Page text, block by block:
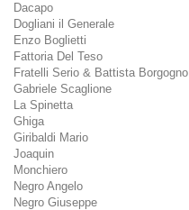
Dacapo
Dogliani il Generale
Enzo Boglietti
Fattoria Del Teso
Fratelli Serio & Battista Borgogno
Gabriele Scaglione
La Spinetta
Ghiga
Giribaldi Mario
Joaquin
Monchiero
Negro Angelo
Negro Giuseppe